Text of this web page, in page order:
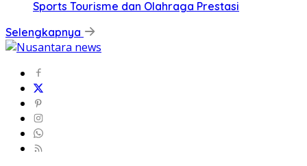
Sports Tourisme dan Olahraga Prestasi
Selengkapnya